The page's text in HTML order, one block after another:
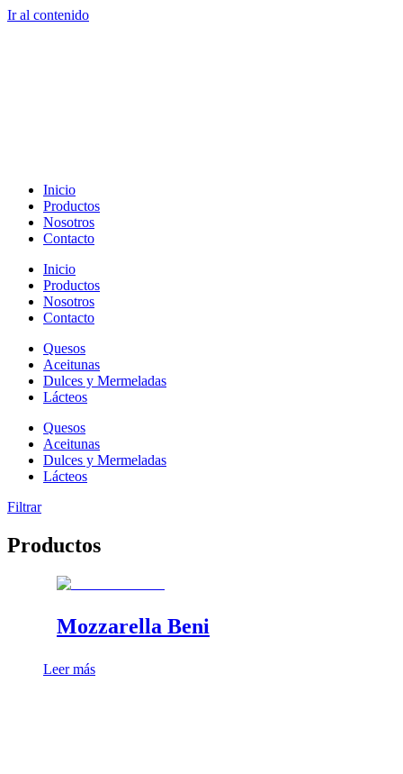
Ir al contenido
Inicio
Productos
Nosotros
Contacto
Inicio
Productos
Nosotros
Contacto
Quesos
Aceitunas
Dulces y Mermeladas
Lácteos
Quesos
Aceitunas
Dulces y Mermeladas
Lácteos
Filtrar
Productos
Mozzarella Beni
Leer más